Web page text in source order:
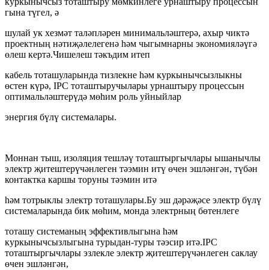
гына түгел, ә
шулай ук ​​хезмәт таләпләрен минимальләштерә, ахыр чиктә
проектның нәтиҗәлелегенә һәм чыгымнарны экономияләүгә
өлеш кертә.Чишелеш тәкъдим итеп
кабель тоташуларында тизлекне һәм куркынычсызлыкны
өстен күрә, IPC тоташтыручылары урнаштыру процессын
оптимальләштерүдә мөһим роль уйныйлар
энергия бүлү системалары.
Моннан тыш, изоляция тешләү тоташтыргычлары ышанычлы
электр җитештерүчәнлеген тәэмин итү өчен эшләнгән, түбән
контактка каршы торуны тәэмин итә
һәм тотрыклы электр тоташулары.Бу эш дәрәҗәсе электр бүлү
системаларында бик мөһим, монда электрның бөтенлеге
тоташу системаның эффективлыгына һәм
куркынычсызлыгына турыдан-туры тәэсир итә.IPC
тоташтыргычлары эзлекле электр җитештерүчәнлеген саклау
өчен эшләнгән,